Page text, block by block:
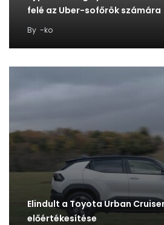
felé az Uber-sofőrök számára
By -ko
Elindult a Toyota Urban
előértékesítése